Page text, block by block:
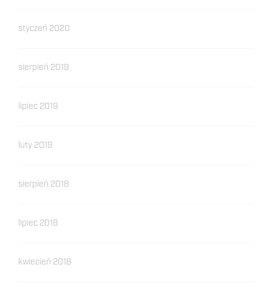
styczeń 2020
sierpień 2019
lipiec 2019
luty 2019
sierpień 2018
lipiec 2018
kwiecień 2018